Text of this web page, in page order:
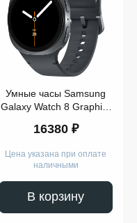
Умные часы Samsung
Galaxy Watch 8 Graphite
16380 ₽
Цена указана при оплате
наличными
В корзину